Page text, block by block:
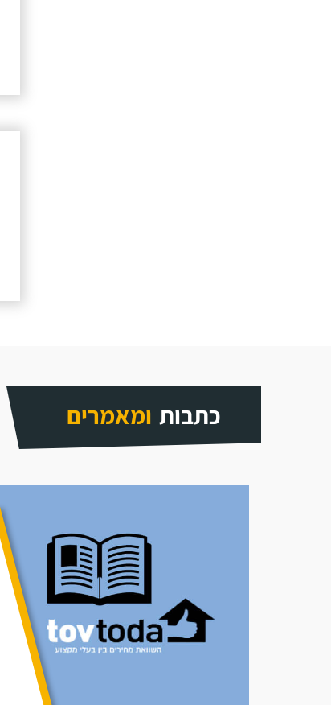
כתבות ומאמרים